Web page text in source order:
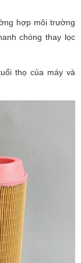
hợp môi trường
chóng thay lọc
thọ của máy và